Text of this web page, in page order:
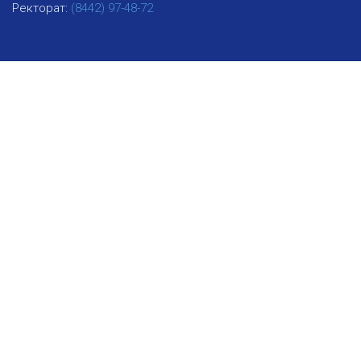
Ректорат: (8442) 97-48-72